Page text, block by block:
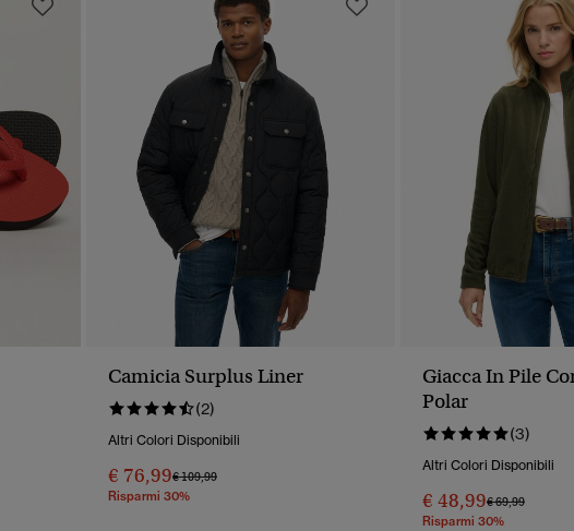
Camicia Surplus Liner
(2)
Altri Colori Disponibili
€ 76,99Prezzo Ridotto Da
€ 109,99A
Risparmi 30%
Giacca In Pile
Polar
(3)
Altri Colori Disponibili
€ 48,99Prezzo Ridotto
€ 69,99A
Risparmi 30%